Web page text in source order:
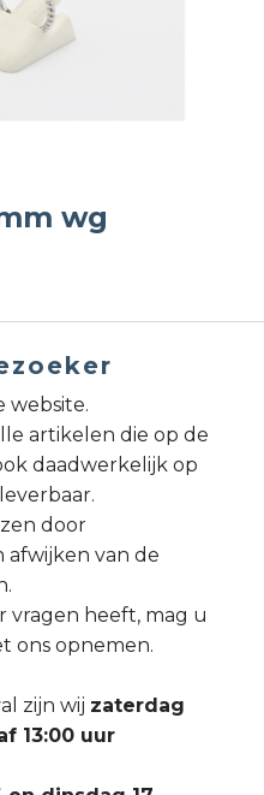
wg
website.
artikelen die op de
daadwerkelijk op
door
afwijken van de
vragen heeft, mag u
ons opnemen.
zijn wij zaterdag
13:00 uur